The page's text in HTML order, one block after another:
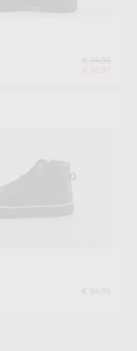
€ 94,95
€ 56,97
€ 94,95